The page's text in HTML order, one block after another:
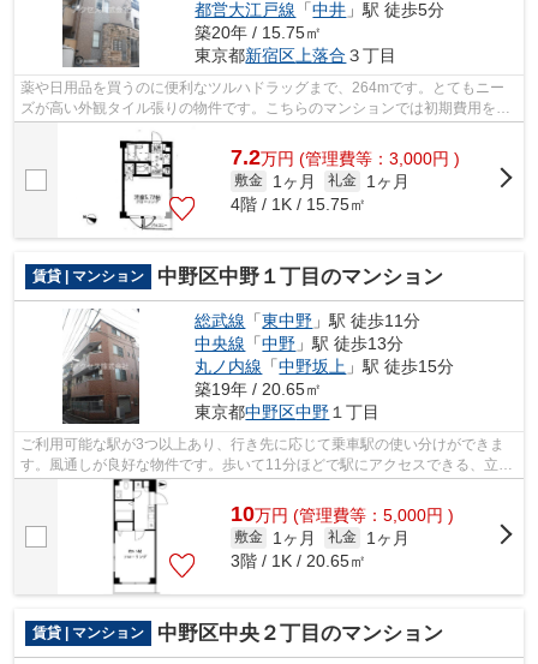
都営大江戸線 「中井 」駅 徒歩5分
築20年 / 15.75㎡
東京都新宿区 上落合 ３丁目
薬や日用品を買うのに便利なツルハドラッグまで、264mです。とてもニー
ズが高い外観タイル張りの物件です。こちらのマンションでは初期費用をカ
ードでお支払いいただけます。駅徒歩10...
7.2万円 (管理費等：3,000円 )
敷金 1ヶ月 礼金
1ヶ月
4階 / 1K / 15.75㎡
賃貸 | マンション 中野区中野１丁目のマンション
総武線 「東中野 」駅 徒歩11分
中央線 「中野 」駅 徒歩13分
丸ノ内線 「中野坂上 」駅 徒歩15分
築19年 / 20.65㎡
東京都中野区中野 １丁目
ご利用可能な駅が3つ以上あり、行き先に応じて乗車駅の使い分けができま
す。風通しが良好な物件です。歩いて11分ほどで駅にアクセスできる、立地
の良さも魅力の物件です。満足できる素...
10万円 (管理費等：5,000円 )
敷金 1ヶ月 礼金
1ヶ月
3階 / 1K / 20.65㎡
賃貸 | マンション 中野区中央２丁目のマンション